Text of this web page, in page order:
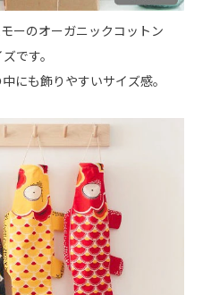
ーのオーガニックコットン
です。
にも飾りやすいサイズ感。